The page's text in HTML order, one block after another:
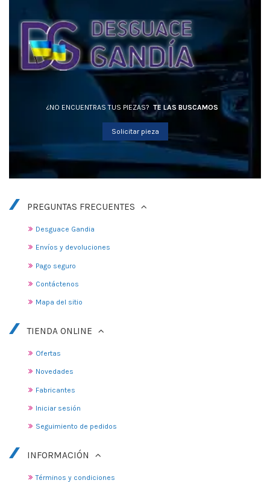
¿NO ENCUENTRAS TUS PIEZAS? TE LAS BUSCAMOS
Solicitar pieza
PREGUNTAS FRECUENTES
Desguace Gandia
Envíos y devoluciones
Pago seguro
Contáctenos
Mapa del sitio
TIENDA ONLINE
Ofertas
Novedades
Fabricantes
Iniciar sesión
Seguimiento de pedidos
INFORMACIÓN
Términos y condiciones